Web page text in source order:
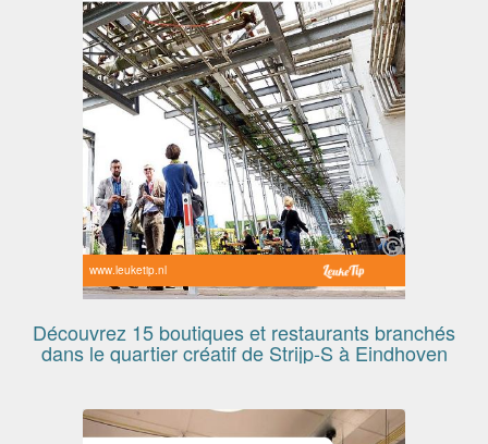
www.leuketip.nl
Découvrez 15 boutiques et restaurants branchés
dans le quartier créatif de Strijp-S à Eindhoven